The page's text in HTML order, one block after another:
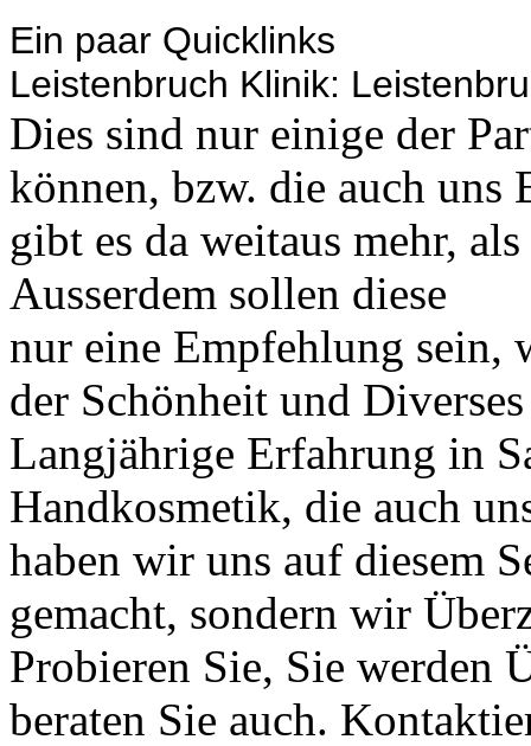
Ein paar Quicklinks
Leistenbruch Klinik:
Dies sind nur einige der
können, bzw. die auch uns
gibt es da weitaus mehr,
Ausserdem sollen diese
nur eine Empfehlung sein,
der Schönheit und
Langjährige Erfahrung in
Handkosmetik, die auch
haben wir uns auf diesem
gemacht, sondern wir
Probieren Sie, Sie werden
beraten Sie auch.